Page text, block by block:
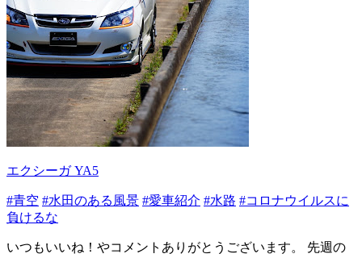
エクシーガ YA5
#青空 #水田のある風景 #愛車紹介 #水路 #コロナウイルスに
負けるな
いつもいいね！やコメントありがとうございます。 先週の